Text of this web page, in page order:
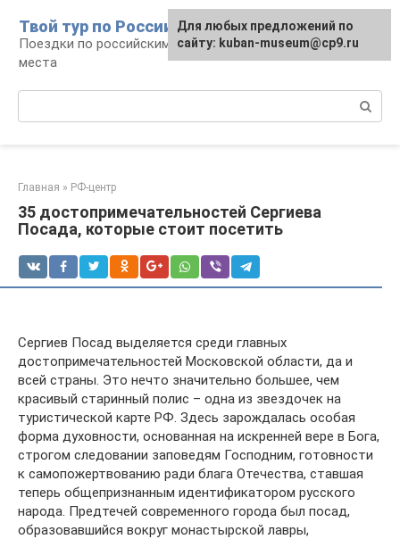
контенту
Твой тур по России
Поездки по российским городам, маршруты и
места
Главная » РФ-центр
35 достопримечательностей Сергиева
Посада, которые стоит посетить
Сергиев Посад выделяется среди главных
достопримечательностей Московской области, да и
всей страны. Это нечто значительно большее, чем
красивый старинный полис – одна из звездочек на
туристической карте РФ. Здесь зарождалась особая
форма духовности, основанная на искренней вере в Бога,
строгом следовании заповедям Господним, готовности
к самопожертвованию ради блага Отечества, ставшая
теперь общепризнанным идентификатором русского
народа. Предтечей современного города был посад,
образовавшийся вокруг монастырской лавры,
Для любых предложений по
сайту: kuban-museum@cp9.ru